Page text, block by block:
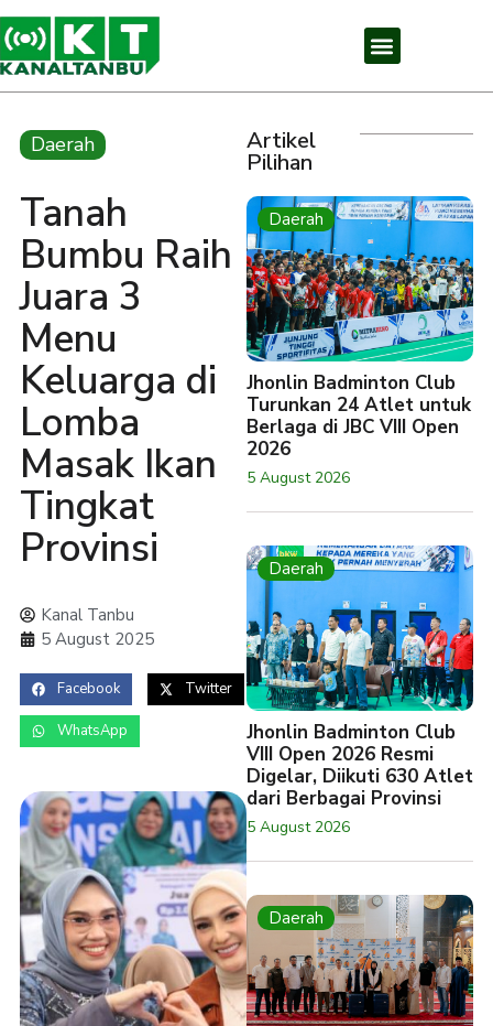
Daerah
Tanah
Bumbu Raih
Juara 3
Menu
Keluarga di
Lomba
Masak Ikan
Tingkat
Provinsi
Kanal Tanbu
5 August 2025
Facebook Twitter
WhatsApp
Artikel
Pilihan
Daerah
Jhonlin Badminton Club
Turunkan 24 Atlet untuk
Berlaga di JBC VIII Open
2026
5 August 2026
Daerah
Jhonlin Badminton Club
VIII Open 2026 Resmi
Digelar, Diikuti 630 Atlet
dari Berbagai Provinsi
5 August 2026
Daerah